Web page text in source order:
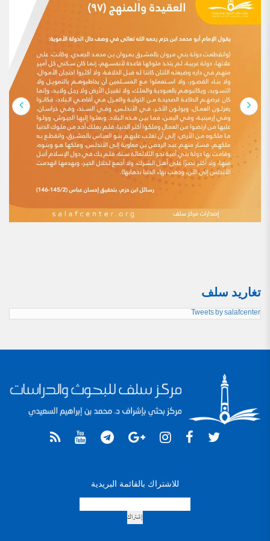
تغاريد سلف
Tweets by salafcenter
للاشتراك بالقائمة البريدية